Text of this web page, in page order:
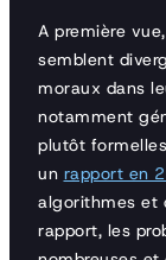
A première
semblent
moraux dans
notamment
plutôt
un rapport en
algorithmes et
rapport, les